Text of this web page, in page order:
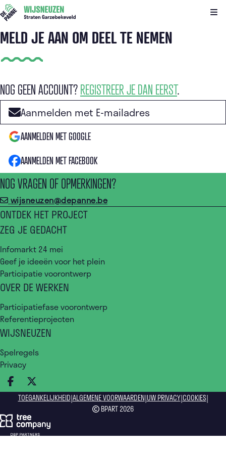
MELD JE AAN OM DEEL TE NEMEN
NOG GEEN ACCOUNT?REGISTREER JE DAN EERST.
Aanmelden met E-mailadres
AANMELDEN MET GOOGLE
AANMELDEN MET FACEBOOK
NOG VRAGEN OF OPMERKINGEN?
wijsneuzen@depanne.be
ONTDEK HET PROJECT
ZEG JE GEDACHT
Infomarkt 24 mei
Geef je ideeën voor het plein
Participatie voorontwerp
OVER DE WERKEN
Participatiefase voorontwerp
Referentieprojecten
WIJSNEUZEN
Spelregels
Privacy
DEEL OP FACEBOOK
DEEL OP X
TOEGANKELIJKHEID|ALGEMENE VOORWAARDEN|UW PRIVACY|COOKIES|
BPART 2026